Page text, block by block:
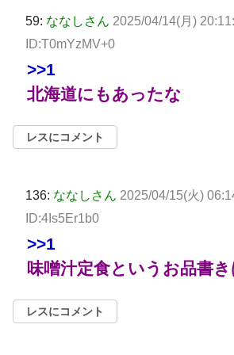
59: ななしさん 2025/04/14(月)
ID:T0mYzMV+0
>>1
北海道にもあったな
レスにコメント
136: ななしさん 2025/04/15(火)
ID:4Is5Er1b0
>>1
味噌汁定食というお品書
レスにコメント